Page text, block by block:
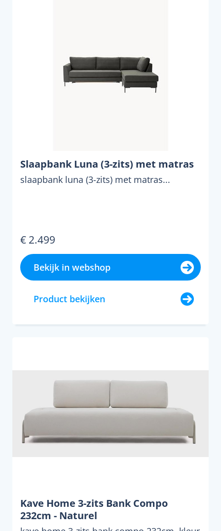
Slaapbank Luna (3-zits) met matras
slaapbank luna (3-zits) met matras...
€ 2.499
Bekijk in webshop
Product bekijken
Kave Home 3-zits Bank Compo
232cm - Naturel